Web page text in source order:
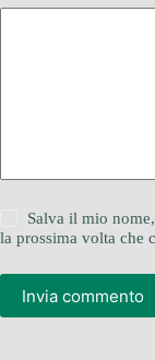
Salva il mio
la prossima volta che
Invia commento